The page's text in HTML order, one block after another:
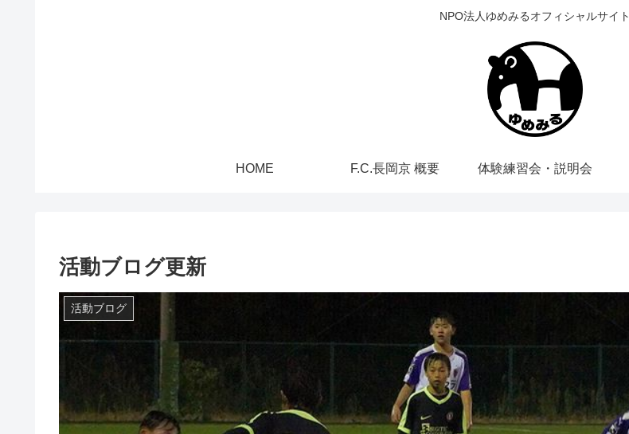
NPO法人ゆめみるオフィシャルサイト
HOME F.C.長岡京 概要 体験練習会・説明会
活動ブログ更新
活動ブログ